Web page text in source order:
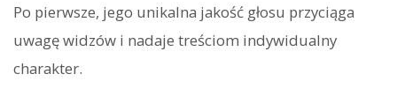
Po pierwsze, jego unikalna jakość głosu przyciąga
uwagę widzów i nadaje treściom indywidualny
charakter.